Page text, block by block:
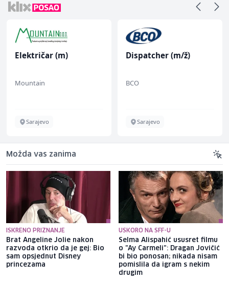
Električar (m)
Mountain
Sarajevo
Dispatcher (m/ž)
BCO
Sarajevo
Možda vas zanima
ISKRENO PRIZNANJE
Brat Angeline Jolie nakon
razvoda otkrio da je gej: Bio
sam opsjednut Disney
princezama
USKORO NA SFF-U
Selma Alispahić ususret filmu
o "Ay Carmeli": Dragan Jovičić
bi bio ponosan; nikada nisam
pomislila da igram s nekim
drugim